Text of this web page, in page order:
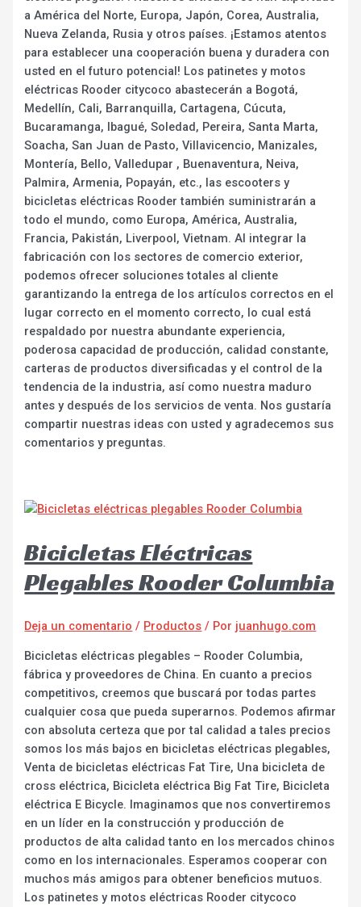
a América del Norte, Europa, Japón, Corea, Australia,
Nueva Zelanda, Rusia y otros países. ¡Estamos atentos
para establecer una cooperación buena y duradera con
usted en el futuro potencial! Los patinetes y motos
eléctricas Rooder citycoco abastecerán a Bogotá,
Medellín, Cali, Barranquilla, Cartagena, Cúcuta,
Bucaramanga, Ibagué, Soledad, Pereira, Santa Marta,
Soacha, San Juan de Pasto, Villavicencio, Manizales,
Montería, Bello, Valledupar , Buenaventura, Neiva,
Palmira, Armenia, Popayán, etc., las escooters y
bicicletas eléctricas Rooder también suministrarán a
todo el mundo, como Europa, América, Australia,
Francia, Pakistán, Liverpool, Vietnam. Al integrar la
fabricación con los sectores de comercio exterior,
podemos ofrecer soluciones totales al cliente
garantizando la entrega de los artículos correctos en el
lugar correcto en el momento correcto, lo cual está
respaldado por nuestra abundante experiencia,
poderosa capacidad de producción, calidad constante,
carteras de productos diversificadas y el control de la
tendencia de la industria, así como nuestra maduro
antes y después de los servicios de venta. Nos gustaría
compartir nuestras ideas con usted y agradecemos sus
comentarios y preguntas.
Bicicletas Eléctricas
Plegables Rooder Columbia
Deja un comentario / Productos / Por juanhugo.com
Bicicletas eléctricas plegables – Rooder Columbia,
fábrica y proveedores de China. En cuanto a precios
competitivos, creemos que buscará por todas partes
cualquier cosa que pueda superarnos. Podemos afirmar
con absoluta certeza que por tal calidad a tales precios
somos los más bajos en bicicletas eléctricas plegables,
Venta de bicicletas eléctricas Fat Tire, Una bicicleta de
cross eléctrica, Bicicleta eléctrica Big Fat Tire, Bicicleta
eléctrica E Bicycle. Imaginamos que nos convertiremos
en un líder en la construcción y producción de
productos de alta calidad tanto en los mercados chinos
como en los internacionales. Esperamos cooperar con
muchos más amigos para obtener beneficios mutuos.
Los patinetes y motos eléctricas Rooder citycoco